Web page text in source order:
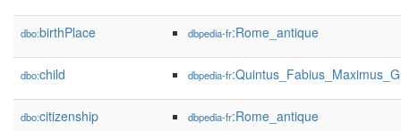
dbo:birthPlace dbpedia-fr:Rome_antique
dbo:child dbpedia-fr
dbo:citizenship dbpedia-fr:Rome_antique